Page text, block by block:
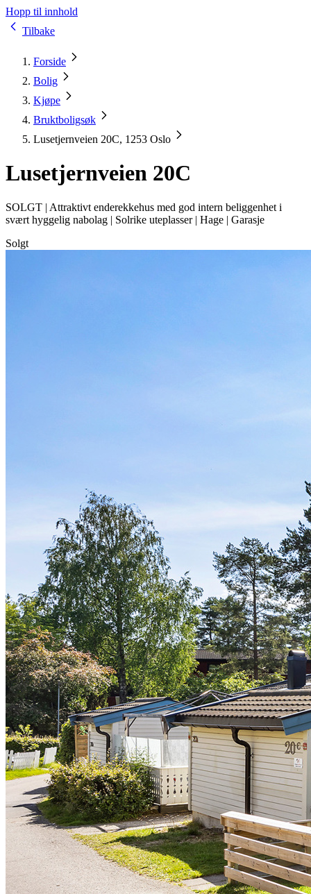
Hopp til innhold
Tilbake
Forside
Bolig
Kjøpe
Bruktboligsøk
Lusetjernveien 20C, 1253 Oslo
Lusetjernveien 20C
SOLGT | Attraktivt enderekkehus med god intern beliggenhet i
svært hyggelig nabolag | Solrike uteplasser | Hage | Garasje
Solgt